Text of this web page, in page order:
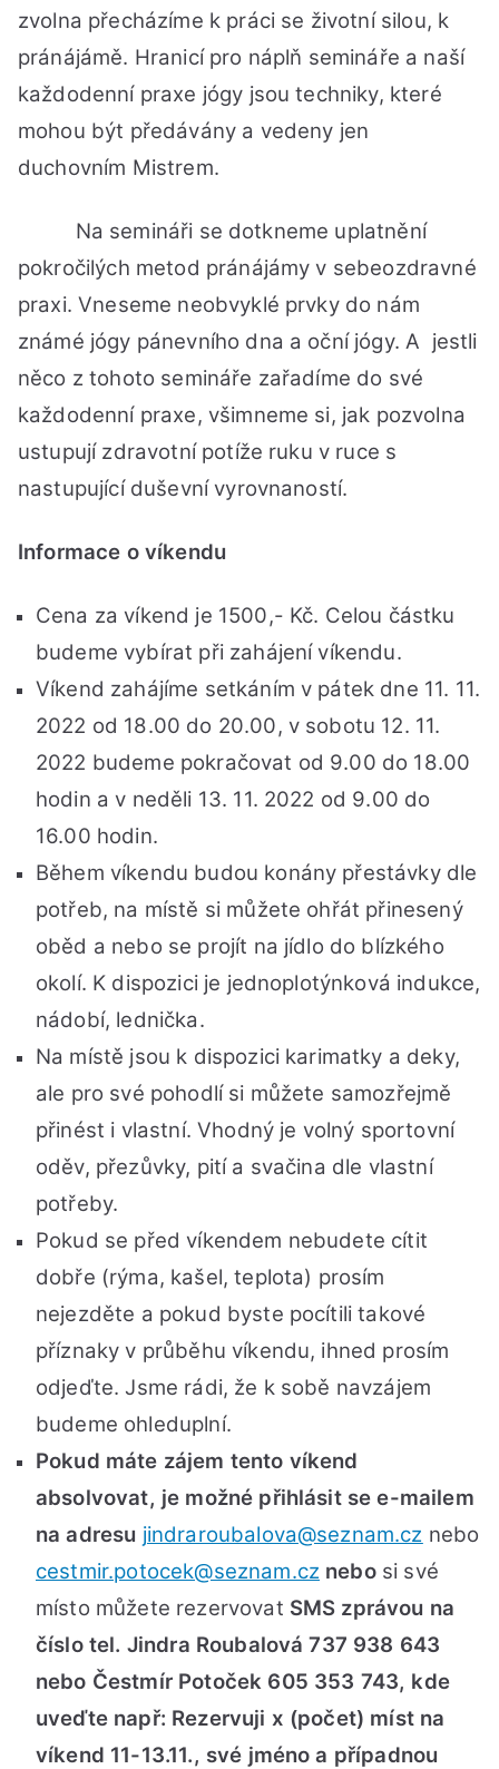
zvolna přecházíme k práci se životní silou, k
pránájámě. Hranicí pro náplň semináře a naší
každodenní praxe jógy jsou techniky, které
mohou být předávány a vedeny jen
duchovním Mistrem.
Na semináři se dotkneme uplatnění
pokročilých metod pránájámy v sebeozdravné
praxi. Vneseme neobvyklé prvky do nám
známé jógy pánevního dna a oční jógy. A jestli
něco z tohoto semináře zařadíme do své
každodenní praxe, všimneme si, jak pozvolna
ustupují zdravotní potíže ruku v ruce s
nastupující duševní vyrovnaností.
Informace o víkendu
Cena za víkend je 1500,- Kč. Celou částku
budeme vybírat při zahájení víkendu.
Víkend zahájíme setkáním v pátek dne 11. 11.
2022 od 18.00 do 20.00, v sobotu 12. 11.
2022 budeme pokračovat od 9.00 do 18.00
hodin a v neděli 13. 11. 2022 od 9.00 do
16.00 hodin.
Během víkendu budou konány přestávky dle
potřeb, na místě si můžete ohřát přinesený
oběd a nebo se projít na jídlo do blízkého
okolí. K dispozici je jednoplotýnková indukce,
nádobí, lednička.
Na místě jsou k dispozici karimatky a deky,
ale pro své pohodlí si můžete samozřejmě
přinést i vlastní. Vhodný je volný sportovní
oděv, přezůvky, pití a svačina dle vlastní
potřeby.
Pokud se před víkendem nebudete cítit
dobře (rýma, kašel, teplota) prosím
nejezděte a pokud byste pocítili takové
příznaky v průběhu víkendu, ihned prosím
odjeďte. Jsme rádi, že k sobě navzájem
budeme ohleduplní.
Pokud máte zájem tento víkend
absolvovat, je možné přihlásit se e-mailem
na adresu jindraroubalova@seznam.cz nebo
cestmir.potocek@seznam.cz nebo si své
místo můžete rezervovat SMS zprávou na
číslo tel. Jindra Roubalová 737 938 643
nebo Čestmír Potoček 605 353 743, kde
uveďte např: Rezervuji x (počet) míst na
víkend 11-13.11., své jméno a případnou